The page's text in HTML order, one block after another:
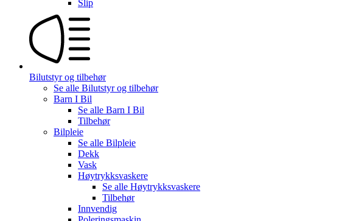
Slip
Bilutstyr og tilbehør
Se alle Bilutstyr og tilbehør
Barn I Bil
Se alle Barn I Bil
Tilbehør
Bilpleie
Se alle Bilpleie
Dekk
Vask
Høytrykksvaskere
Se alle Høytrykksvaskere
Tilbehør
Innvendig